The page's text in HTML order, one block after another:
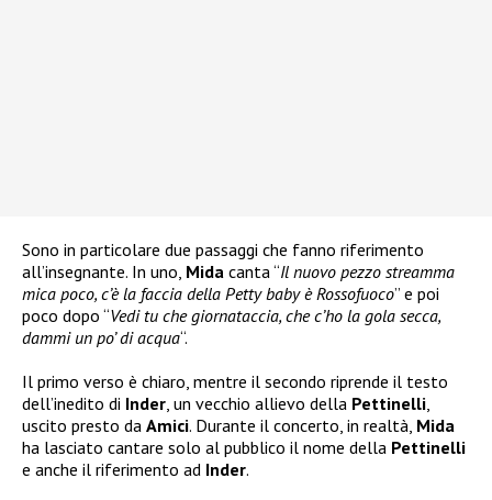
Sono in particolare due passaggi che fanno riferimento
all’insegnante. In uno, Mida canta “Il nuovo pezzo streamma
mica poco, c’è la faccia della Petty baby è Rossofuoco” e poi
poco dopo “Vedi tu che giornataccia, che c’ho la gola secca,
dammi un po’ di acqua“.
Il primo verso è chiaro, mentre il secondo riprende il testo
dell’inedito di Inder , un vecchio allievo della Pettinelli
uscito presto da Amici. Durante il concerto, in realtà, Mida
ha lasciato cantare solo al pubblico il nome della Pettinelli
e anche il riferimento ad Inder.